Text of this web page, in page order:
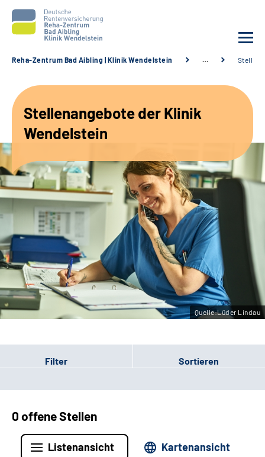
Unsere Angebote
Karriere
Sozialdienste & Zuweisende
Suche
Leichte Sprache
Gebärdensprache
Reha-Zentrum Bad Aibling | Klinik Wendelstein …
Stellenangebote der Klinik
Wendelstein
Quelle:Lüder Lindau
Filter Sortieren
0 offene Stellen
Listenansicht Kartenansicht